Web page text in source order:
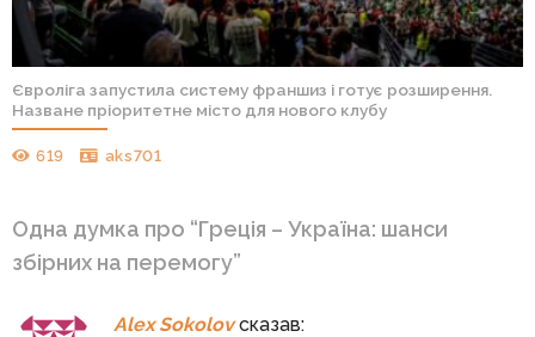
Євроліга запустила систему франшиз і готує розширення.
Назване пріоритетне місто для нового клубу
619 aks701
Одна думка про “Греція – Україна: шанси
збірних на перемогу”
Alex Sokolov сказав: